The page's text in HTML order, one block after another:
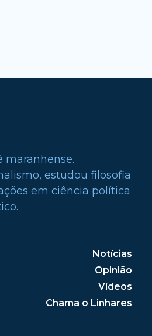
maranhense.
estudou filosofia
em ciência política
Notícias
Opinião
Vídeos
Chama o Linhares